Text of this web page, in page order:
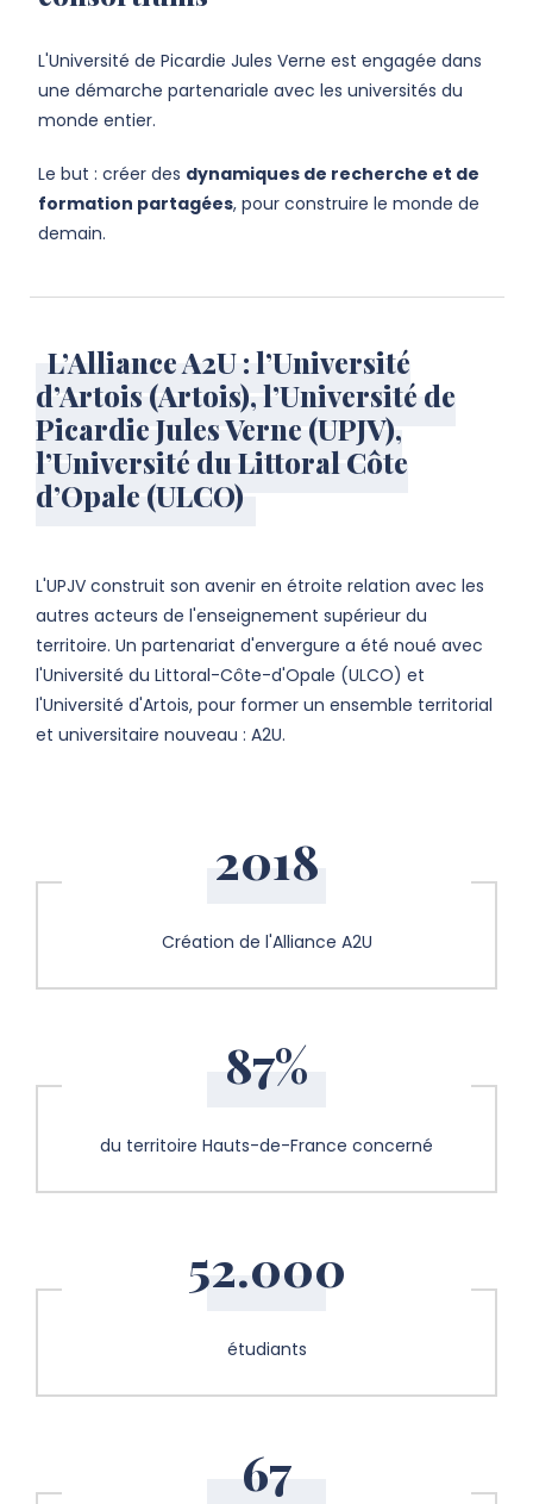
L'Université de Picardie Jules Verne est engagée dans
une démarche partenariale avec les universités du
monde entier.
Le but : créer des dynamiques de recherche et de
formation partagées, pour construire le monde de
demain.
L’Alliance A2U : l’Université
d’Artois (Artois), l’Université de
Picardie Jules Verne (UPJV),
l’Université du Littoral Côte
d’Opale (ULCO)
L'UPJV construit son avenir en étroite relation avec les
autres acteurs de l'enseignement supérieur du
territoire. Un partenariat d'envergure a été noué avec
l'Université du Littoral-Côte-d'Opale (ULCO) et
l'Université d'Artois, pour former un ensemble territorial
et universitaire nouveau : A2U.
2018
Création de l'Alliance A2U
87%
du territoire Hauts-de-France concerné
52.000
étudiants
67